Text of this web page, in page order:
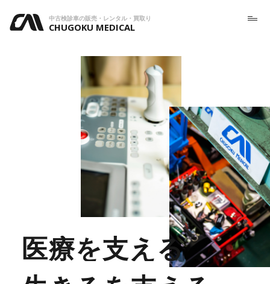
中古検診車の販売・レンタル・買取り
CHUGOKU MEDICAL
医療を支える